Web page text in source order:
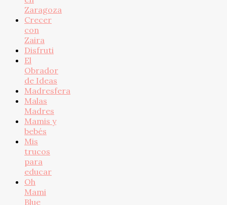
Zaragoza
Crecer
con
Zaira
Disfruti
El
Obrador
de Ideas
Madresfera
Malas
Madres
Mamis y
bebés
Mis
trucos
para
educar
Oh
Mami
Blue